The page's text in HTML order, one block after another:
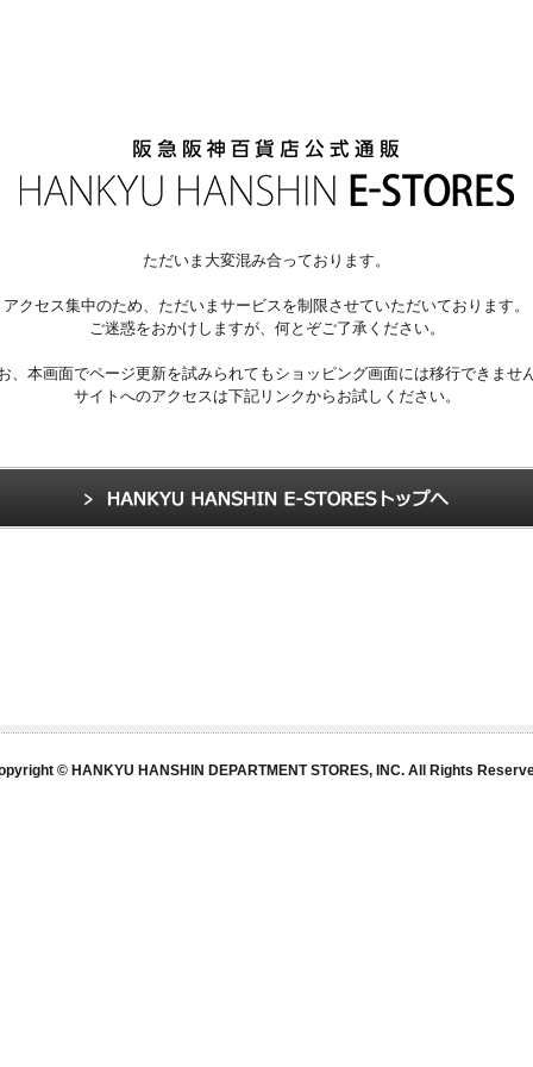
ただいま大変混み合っております。
アクセス集中のため、ただいまサービスを制限させていただいております。
ご迷惑をおかけしますが、何とぞご了承ください。
、本画面でページ更新を試みられてもショッピング画面には移行できませ
サイトへのアクセスは下記リンクからお試しください。
© HANKYU HANSHIN DEPARTMENT STORES, INC. All Rights